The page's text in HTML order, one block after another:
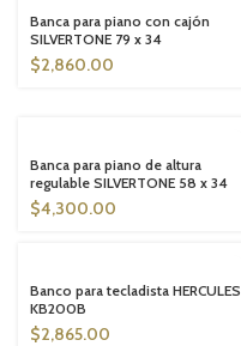
Banca para piano con cajón
SILVERTONE 79 x 34
$2,860.00
Banca para piano de altura
regulable SILVERTONE 58 x 34
$4,300.00
Banco para tecladista HERCULES
KB200B
$2,865.00